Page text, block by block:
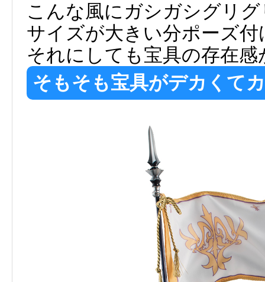
こんな風にガシガシグリ
サイズが大きい分ポーズ
それにしても宝具の存在
そもそも宝具がデカくて